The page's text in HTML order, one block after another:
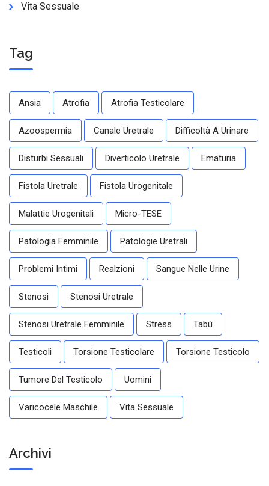
Vita Sessuale
Tag
Ansia Atrofia Atrofia Testicolare
Azoospermia Canale Uretrale Difficoltà A Urinare
Disturbi Sessuali Diverticolo Uretrale Ematuria
Fistola Uretrale Fistola Urogenitale
Malattie Urogenitali Micro-TESE
Patologia Femminile Patologie Uretrali
Problemi Intimi Realzioni Sangue Nelle Urine
Stenosi Stenosi Uretrale
Stenosi Uretrale Femminile Stress Tabù
Testicoli Torsione Testicolare Torsione Testicolo
Tumore Del Testicolo Uomini
Varicocele Maschile Vita Sessuale
Archivi